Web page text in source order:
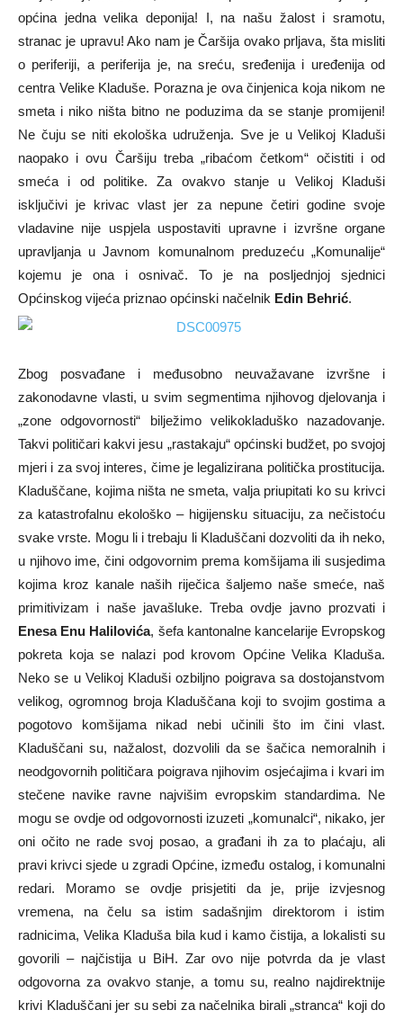
općina jedna velika deponija! I, na našu žalost i sramotu,
stranac je upravu! Ako nam je Čaršija ovako prljava, šta misliti
o periferiji, a periferija je, na sreću, sređenija i uređenija od
centra Velike Kladuše. Porazna je ova činjenica koja nikom ne
smeta i niko ništa bitno ne poduzima da se stanje promijeni!
Ne čuju se niti ekološka udruženja. Sve je u Velikoj Kladuši
naopako i ovu Čaršiju treba „ribaćom četkom“ očistiti i od
smeća i od politike. Za ovakvo stanje u Velikoj Kladuši
isključivi je krivac vlast jer za nepune četiri godine svoje
vladavine nije uspjela uspostaviti upravne i izvršne organe
upravljanja u Javnom komunalnom preduzeću „Komunalije“
kojemu je ona i osnivač. To je na posljednjoj sjednici
Općinskog vijeća priznao općinski načelnik Edin Behrić.
Zbog posvađane i međusobno neuvažavane izvršne i
zakonodavne vlasti, u svim segmentima njihovog djelovanja i
„zone odgovornosti“ bilježimo velikokladuško nazadovanje.
Takvi političari kakvi jesu „rastakaju“ općinski budžet, po svojoj
mjeri i za svoj interes, čime je legalizirana politička prostitucija.
Kladuščane, kojima ništa ne smeta, valja priupitati ko su krivci
za katastrofalnu ekološko – higijensku situaciju, za nečistoću
svake vrste. Mogu li i trebaju li Kladuščani dozvoliti da ih neko,
u njihovo ime, čini odgovornim prema komšijama ili susjedima
kojima kroz kanale naših riječica šaljemo naše smeće, naš
primitivizam i naše javašluke. Treba ovdje javno prozvati i
Enesa Enu Halilovića, šefa kantonalne kancelarije Evropskog
pokreta koja se nalazi pod krovom Općine Velika Kladuša.
Neko se u Velikoj Kladuši ozbiljno poigrava sa dostojanstvom
velikog, ogromnog broja Kladuščana koji to svojim gostima a
pogotovo komšijama nikad nebi učinili što im čini vlast.
Kladuščani su, nažalost, dozvolili da se šačica nemoralnih i
neodgovornih političara poigrava njihovim osjećajima i kvari im
stečene navike ravne najvišim evropskim standardima. Ne
mogu se ovdje od odgovornosti izuzeti „komunalci“, nikako, jer
oni očito ne rade svoj posao, a građani ih za to plaćaju, ali
pravi krivci sjede u zgradi Općine, između ostalog, i komunalni
redari. Moramo se ovdje prisjetiti da je, prije izvjesnog
vremena, na čelu sa istim sadašnjim direktorom i istim
radnicima, Velika Kladuša bila kud i kamo čistija, a lokalisti su
govorili – najčistija u BiH. Zar ovo nije potvrda da je vlast
odgovorna za ovakvo stanje, a tomu su, realno najdirektnije
krivi Kladuščani jer su sebi za načelnika birali „stranca“ koji do